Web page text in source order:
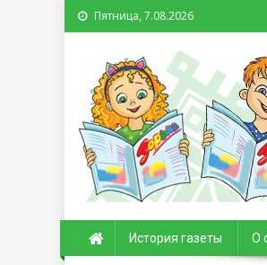
Пятница, 7.08.2026
Зорька.
История газеты О